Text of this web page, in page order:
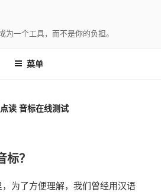
一个工具，而不是你的负担。
菜单
读 音标在线测试
？
，为了方便理解，我们曾经用汉语